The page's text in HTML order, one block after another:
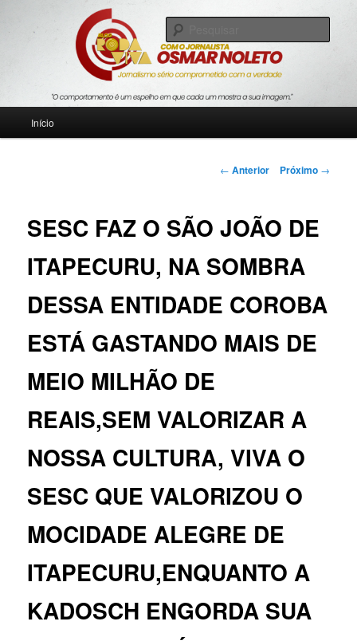
Blog Roda Viva
Jornalismo sério comprometido com a verdade
Início
Navegação
← Anterior Próximo →
SESC FAZ O SÃO JOÃO DE
ITAPECURU, NA SOMBRA
DESSA ENTIDADE COROBA
ESTÁ GASTANDO MAIS DE
MEIO MILHÃO DE
REAIS,SEM VALORIZAR A
NOSSA CULTURA, VIVA O
SESC QUE VALORIZOU O
MOCIDADE ALEGRE DE
ITAPECURU,ENQUANTO A
KADOSCH ENGORDA SUA